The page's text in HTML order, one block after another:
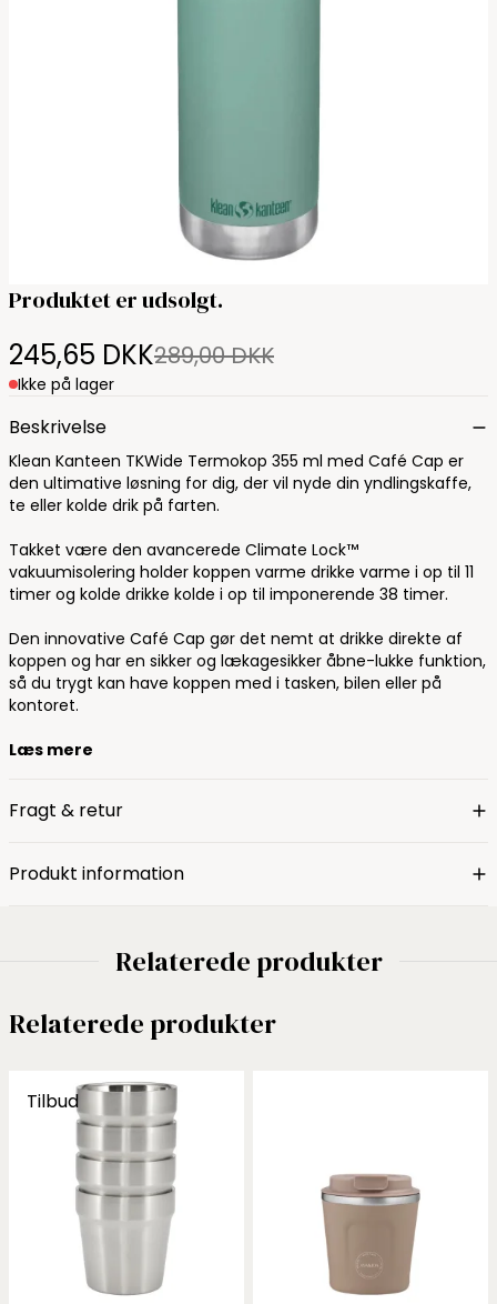
Produktet er udsolgt.
245,65 DKK289,00 DKK
Ikke på lager
Beskrivelse
Klean Kanteen TKWide Termokop 355 ml med Café Cap er
den ultimative løsning for dig, der vil nyde din yndlingskaffe,
te eller kolde drik på farten.
Takket være den avancerede Climate Lock™
vakuumisolering holder koppen varme drikke varme i op til 11
timer og kolde drikke kolde i op til imponerende 38 timer.
Den innovative Café Cap gør det nemt at drikke direkte af
koppen og har en sikker og lækagesikker åbne-lukke funktion,
så du trygt kan have koppen med i tasken, bilen eller på
kontoret.
Læs mere
Fragt & retur
Produkt information
Relaterede produkter
Relaterede produkter
Tilbud